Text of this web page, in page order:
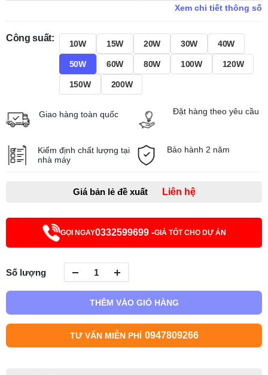
Xem chi tiết thông số
Công suất:
10W 15W 20W 30W 40W
50W 60W 80W 100W 120W
150W 200W
Giao hàng toàn quốc Đặt hàng theo yêu cầu
Kiểm định chất lượng tại
nhà máy
Bảo hành 2 năm
Giá bản lẻ đề xuất Liên hệ
GỌI NGAY0332599699 -GIÁ TỐT CHO DỰ ÁN
Số lượng
THÊM VÀO GIỎ HÀNG
TƯ VẤN MIỄN PHÍ 0947809266